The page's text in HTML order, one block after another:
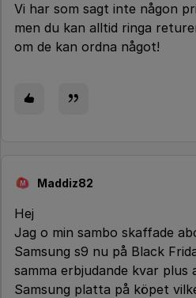
Vi har som sagt inte någon
men du kan alltid ringa
om de kan ordna något!
M Maddiz82
Hej
Jag o min sambo skaffade
Samsung s9 nu på Black
samma erbjudande kvar
Samsung platta på köpet